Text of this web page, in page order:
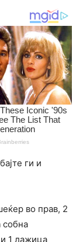
ги и
во прав, 2
собна
1 лажица